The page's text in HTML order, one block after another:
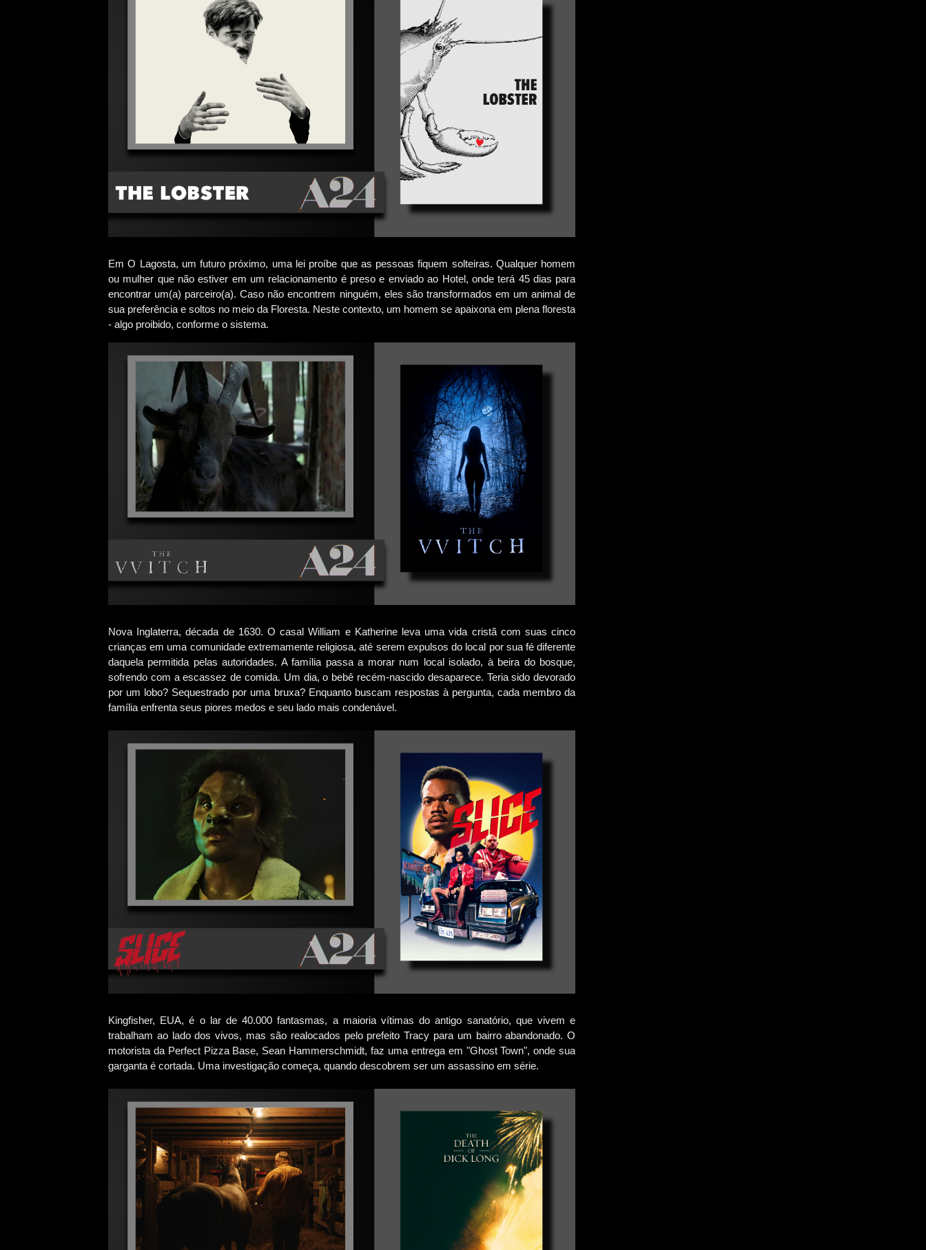
Em O Lagosta, um futuro próximo, uma lei proíbe que as pessoas fiquem solteiras. Qualquer homem
ou mulher que não estiver em um relacionamento é preso e enviado ao Hotel, onde terá 45 dias para
encontrar um(a) parceiro(a). Caso não encontrem ninguém, eles são transformados em um animal de
sua preferência e soltos no meio da Floresta. Neste contexto, um homem se apaixona em plena floresta
- algo proibido, conforme o sistema.
Nova Inglaterra, década de 1630. O casal William e Katherine leva uma vida cristã com suas cinco
crianças em uma comunidade extremamente religiosa, até serem expulsos do local por sua fé diferente
daquela permitida pelas autoridades. A família passa a morar num local isolado, à beira do bosque,
sofrendo com a escassez de comida. Um dia, o bebê recém-nascido desaparece. Teria sido devorado
por um lobo? Sequestrado por uma bruxa? Enquanto buscam respostas à pergunta, cada membro da
família enfrenta seus piores medos e seu lado mais condenável.
Kingfisher, EUA, é o lar de 40.000 fantasmas, a maioria vítimas do antigo sanatório, que vivem e
trabalham ao lado dos vivos, mas são realocados pelo prefeito Tracy para um bairro abandonado. O
motorista da Perfect Pizza Base, Sean Hammerschmidt, faz uma entrega em "Ghost Town", onde sua
garganta é cortada. Uma investigação começa, quando descobrem ser um assassino em série.